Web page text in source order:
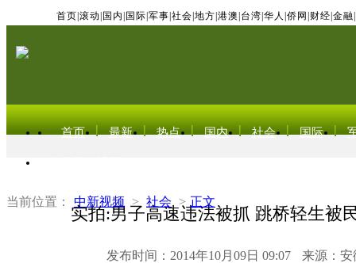
首页 滚动 国内 国际 军事 社会 地方 港澳 台湾 华人 侨网 财经 金融
首页 最新 热点 国内 社会 国际
当前位置： 中新视频 > 社会 > 正文
实拍:男子高速违法被抓 跳桥轻生被
发布时间：2014年10月09日 09:07 来源：安